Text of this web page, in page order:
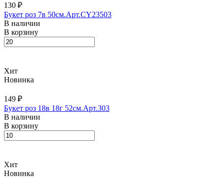
130 ₽
Букет роз 7в 50см.Арт.CY23503
В наличии
В корзину
Хит
Новинка
149 ₽
Букет роз 18в 18г 52см.Арт.303
В наличии
В корзину
Хит
Новинка